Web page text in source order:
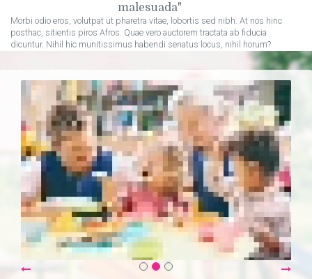
malesuada
Morbi odio eros, volutpat ut pharetra vitae, lobortis sed nibh. At nos hinc
posthac, sitientis piros Afros. Quae vero auctorem tractata ab fiducia
dicuntur. Nihil hic munitissimus habendi senatus locus, nihil horum?